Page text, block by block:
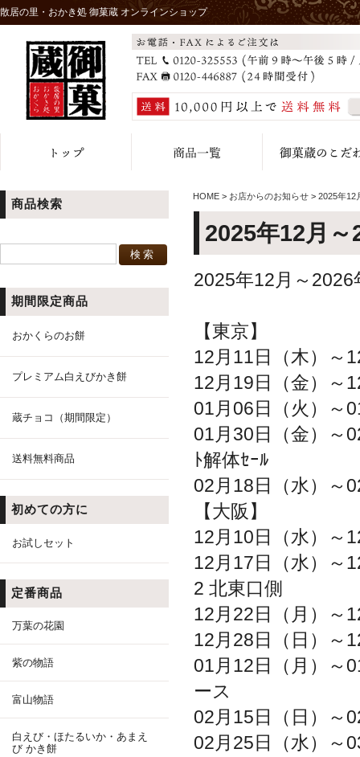
散居の里・おかき処 御菓蔵 オンラインショップ
商品検索
期間限定商品
おかくらのお餅
プレミアム白えびかき餅
蔵チョコ（期間限定）
送料無料商品
初めての方に
お試しセット
定番商品
万葉の花園
紫の物語
富山物語
白えび・ほたるいか・あまえ
び かき餅
HOME > お店からのお知らせ > 2025年12
2025年12月
2025年12月～
【東京】
12月11日（木）～
12月19日（金）～
01月06日（火）～
01月30日（金）～
ﾄ解体ｾｰﾙ
02月18日（水）～
【大阪】
12月10日（水）～
12月17日（水）～
2 北東口側
12月22日（月）～
12月28日（日）～
01月12日（月）～
ース
02月15日（日）～
02月25日（水）～